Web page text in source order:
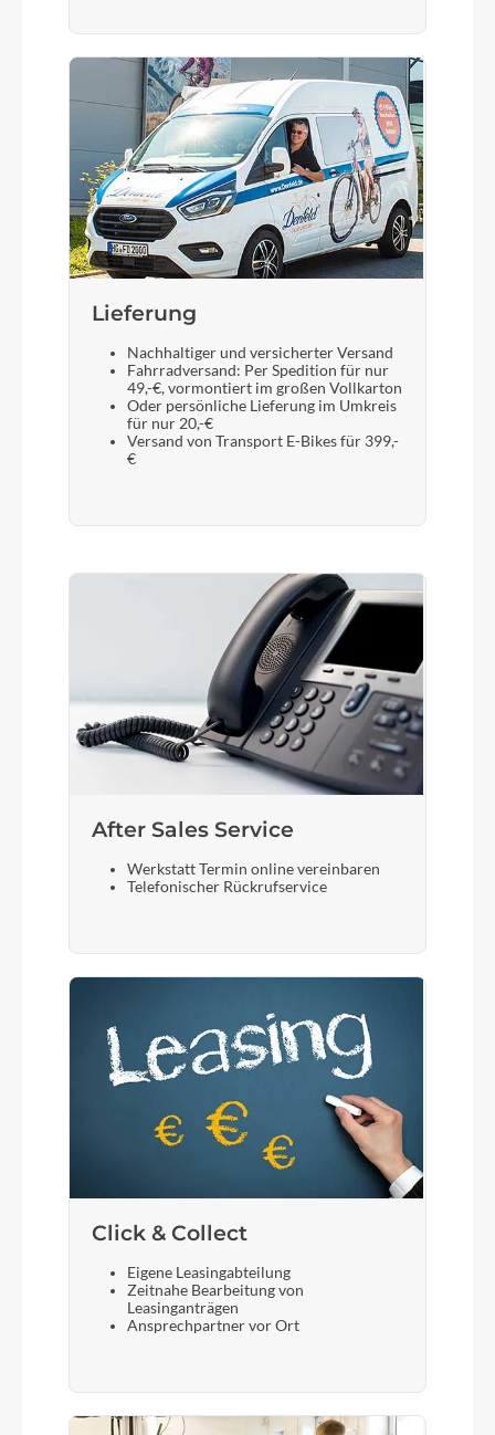
Lieferung
Nachhaltiger und versicherter Versand
Fahrradversand: Per Spedition für nur
49,-€, vormontiert im großen Vollkarton
Oder persönliche Lieferung im Umkreis
für nur 20,-€
Versand von Transport E-Bikes für 399,-
€
After Sales Service
Werkstatt Termin online vereinbaren
Telefonischer Rückrufservice
Click & Collect
Eigene Leasingabteilung
Zeitnahe Bearbeitung von
Leasinganträgen
Ansprechpartner vor Ort